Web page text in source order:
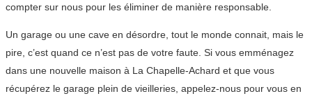
compter sur nous pour les éliminer de manière responsable.
Un garage ou une cave en désordre, tout le monde connait, mais le
pire, c’est quand ce n’est pas de votre faute. Si vous emménagez
dans une nouvelle maison à La Chapelle-Achard et que vous
récupérez le garage plein de vieilleries, appelez-nous pour vous en